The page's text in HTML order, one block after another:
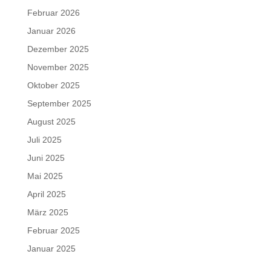
Februar 2026
Januar 2026
Dezember 2025
November 2025
Oktober 2025
September 2025
August 2025
Juli 2025
Juni 2025
Mai 2025
April 2025
März 2025
Februar 2025
Januar 2025